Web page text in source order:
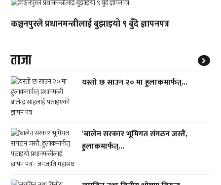
कञ्चनपुरले प्रधानमन्त्रीलाई बुझाइयो ९ बुँदे ज्ञापनपत्र
ताजा
यस्तो छ साउन २० मा हुलाकमार्फत्...
‘बालेन सरकार भूमिगत संगठन जस्तै,
हुलाकमार्फत्...